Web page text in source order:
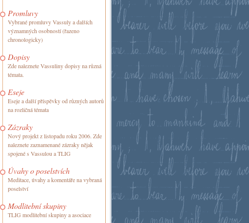
Promluvy
Vybrané promluvy Vassuly a dalších
významných osobností (řazeno
chronologicky)
Dopisy
Zde naleznete Vassuliny dopisy na různá
témata.
Eseje
Eseje a další příspěvky od různých autorů
na rozličná témata
Zázraky
Nový projekt z listopadu roku 2006. Zde
naleznete zaznamenané zázraky nějak
spojené s Vassulou a TLIG
Úvahy o poselstvích
Meditace, úvahy a komentáře na vybraná
poselství
Modlitební skupiny
TLIG modlitební skupiny a asociace